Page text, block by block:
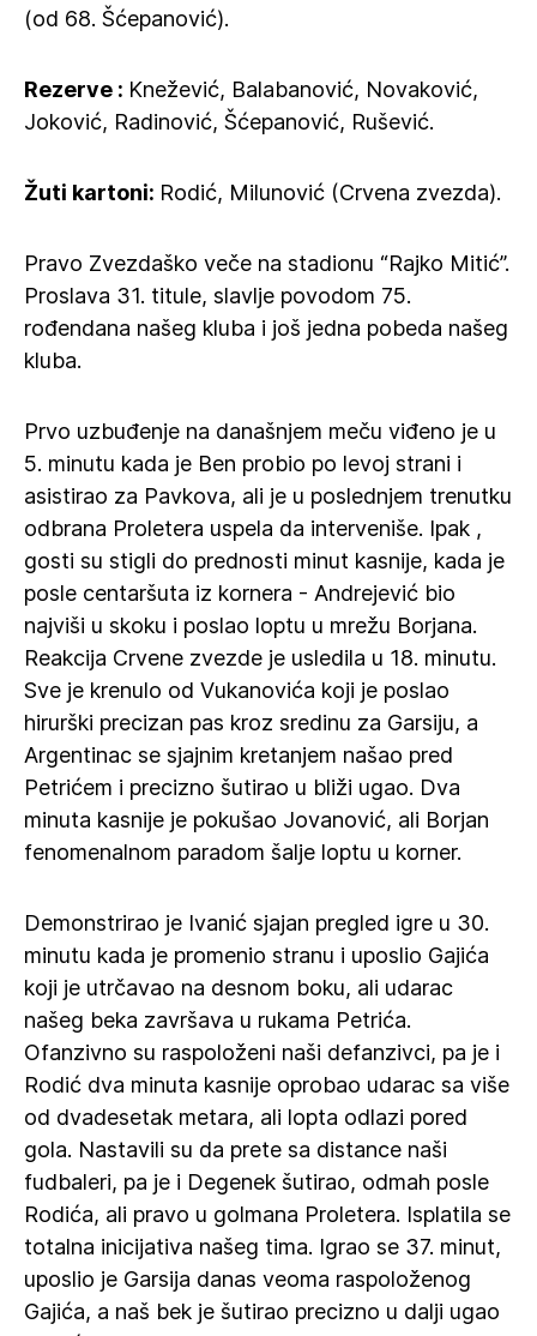
(od 68. Šćepanović).
Rezerve : Knežević, Balabanović, Novaković,
Joković, Radinović, Šćepanović, Rušević.
Žuti kartoni: Rodić, Milunović (Crvena zvezda).
Pravo Zvezdaško veče na stadionu “Rajko Mitić”.
Proslava 31. titule, slavlje povodom 75.
rođendana našeg kluba i još jedna pobeda našeg
kluba.
Prvo uzbuđenje na današnjem meču viđeno je u
5. minutu kada je Ben probio po levoj strani i
asistirao za Pavkova, ali je u poslednjem trenutku
odbrana Proletera uspela da interveniše. Ipak ,
gosti su stigli do prednosti minut kasnije, kada je
posle centaršuta iz kornera - Andrejević bio
najviši u skoku i poslao loptu u mrežu Borjana.
Reakcija Crvene zvezde je usledila u 18. minutu.
Sve je krenulo od Vukanovića koji je poslao
hirurški precizan pas kroz sredinu za Garsiju, a
Argentinac se sjajnim kretanjem našao pred
Petrićem i precizno šutirao u bliži ugao. Dva
minuta kasnije je pokušao Jovanović, ali Borjan
fenomenalnom paradom šalje loptu u korner.
Demonstrirao je Ivanić sjajan pregled igre u 30.
minutu kada je promenio stranu i uposlio Gajića
koji je utrčavao na desnom boku, ali udarac
našeg beka završava u rukama Petrića.
Ofanzivno su raspoloženi naši defanzivci, pa je i
Rodić dva minuta kasnije oprobao udarac sa više
od dvadesetak metara, ali lopta odlazi pored
gola. Nastavili su da prete sa distance naši
fudbaleri, pa je i Degenek šutirao, odmah posle
Rodića, ali pravo u golmana Proletera. Isplatila se
totalna inicijativa našeg tima. Igrao se 37. minut,
uposlio je Garsija danas veoma raspoloženog
Gajića, a naš bek je šutirao precizno u dalji ugao